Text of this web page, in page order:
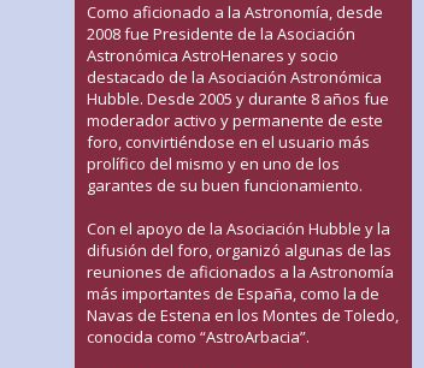
Como aficionado a la Astronomía, desde
2008 fue Presidente de la Asociación
Astronómica AstroHenares y socio
destacado de la Asociación Astronómica
Hubble. Desde 2005 y durante 8 años fue
moderador activo y permanente de este
foro, convirtiéndose en el usuario más
prolífico del mismo y en uno de los
garantes de su buen funcionamiento.
Con el apoyo de la Asociación Hubble y la
difusión del foro, organizó algunas de las
reuniones de aficionados a la Astronomía
más importantes de España, como la de
Navas de Estena en los Montes de Toledo,
conocida como “AstroArbacia”.